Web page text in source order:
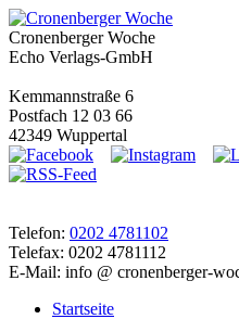
Cronenberger Woche
Echo Verlags-GmbH
Kemmannstraße 6
Postfach 12 03 66
42349 Wuppertal
Telefon: 0202 4781102
Telefax: 0202 4781112
E-Mail: info @ cronenberger-
Startseite